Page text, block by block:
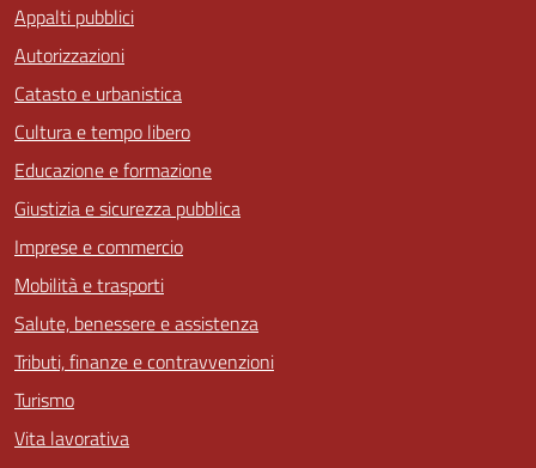
Appalti pubblici
Autorizzazioni
Catasto e urbanistica
Cultura e tempo libero
Educazione e formazione
Giustizia e sicurezza pubblica
Imprese e commercio
Mobilità e trasporti
Salute, benessere e assistenza
Tributi, finanze e contravvenzioni
Turismo
Vita lavorativa